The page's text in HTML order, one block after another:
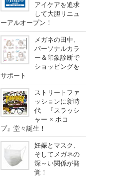
アイケアを追求
して大胆リニュ
ーアルオープン！
メガネの田中、
パーソナルカラ
ー＆印象診断で
ショッピングを
サポート
ストリートファ
ッションに新時
代 『スラッシ
ャー × ポコ
プ』堂々誕生！
妊娠とマスク、
そしてメガネの
深～い関係が発
覚！